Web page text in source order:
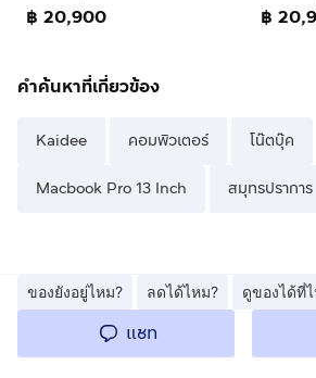
฿ 20,900 ฿
คำค้นหาที่เกี่ยวข้อง
Kaidee คอมพิวเตอร์ โน๊ตบุ๊ค
Macbook Pro 13 Inch สมุทรปราการ
ของยังอยู่ไหม? ลดได้ไหม? ดูของได้ที่
แชท